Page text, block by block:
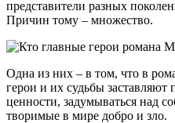
представители разных
Причин тому – множество.
Одна из них – в том, что в
герои и их судьбы
ценности, задумываться над
творимые в мире добро и зло.